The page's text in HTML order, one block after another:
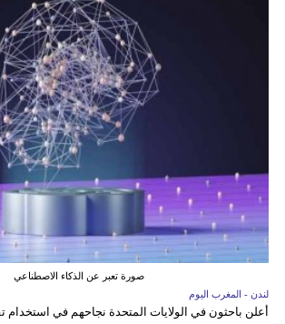
صورة تعبر عن الذكاء الاصطناعي
لندن - المغرب اليوم
أعلن باحثون في الولايات المتحدة نجاحهم في استخدام